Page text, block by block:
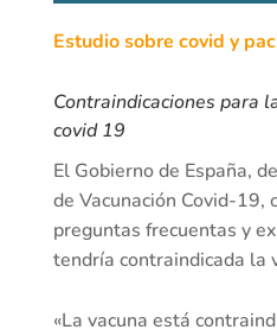
Estudio sobre covid y
Contraindicaciones para
covid 19
El Gobierno de España,
de Vacunación Covid-19,
preguntas frecuentas y
tendría contraindicada la
«La vacuna está